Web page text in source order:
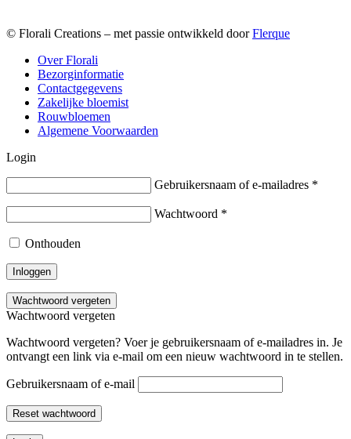
© Florali Creations – met passie ontwikkeld doorFlerque
Over Florali
Bezorginformatie
Contactgegevens
Zakelijke bloemist
Rouwbloemen
Algemene Voorwaarden
Login
Gebruikersnaam of e-mailadres *
Wachtwoord *
Onthouden
Inloggen
Wachtwoord vergeten
Wachtwoord vergeten
Wachtwoord vergeten? Voer je gebruikersnaam of e-mailadres in. Je
ontvangt een link via e-mail om een nieuw wachtwoord in te stellen.
Gebruikersnaam of e-mail
Reset wachtwoord